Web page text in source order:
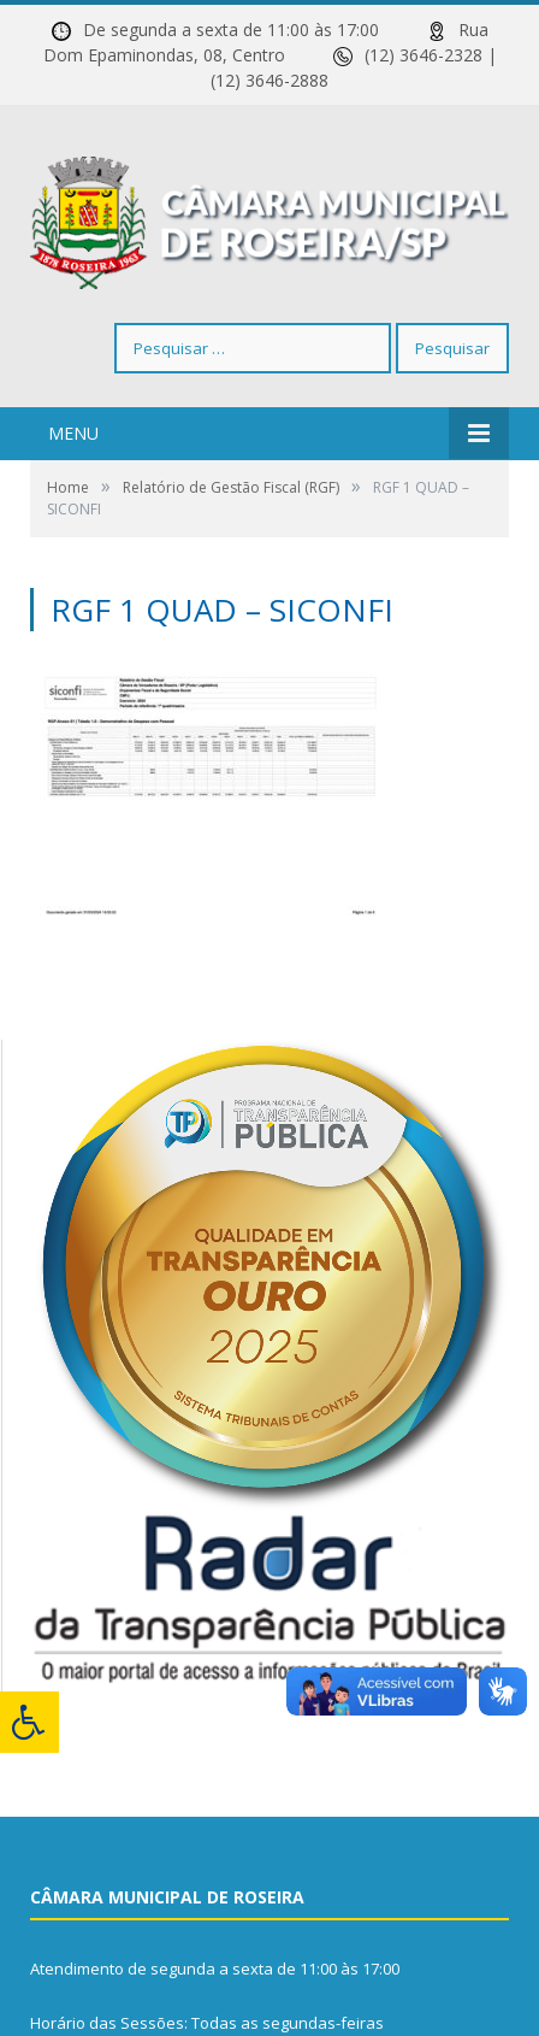
De segunda a sexta de 11:00 às 17:00
Rua
Dom Epaminondas, 08, Centro
(12) 3646-2328 |
(12) 3646-2888
por:
MENU
Home » Relatório de Gestão Fiscal (RGF) »
RGF 1 QUAD –
SICONFI
RGF 1 QUAD – SICONFI
CÂMARA MUNICIPAL DE ROSEIRA
Atendimento de segunda a sexta de 11:00 às 17:00
Horário das Sessões: Todas as segundas-feiras